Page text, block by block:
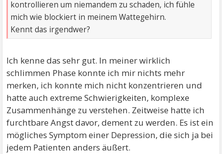
kontrollieren um niemandem zu schaden, ich fühle
mich wie blockiert in meinem Wattegehirn.
Kennt das irgendwer?
Ich kenne das sehr gut. In meiner wirklich
schlimmen Phase konnte ich mir nichts mehr
merken, ich konnte mich nicht konzentrieren und
hatte auch extreme Schwierigkeiten, komplexe
Zusammenhänge zu verstehen. Zeitweise hatte ich
furchtbare Angst davor, dement zu werden. Es ist ein
mögliches Symptom einer Depression, die sich ja bei
jedem Patienten anders äußert.